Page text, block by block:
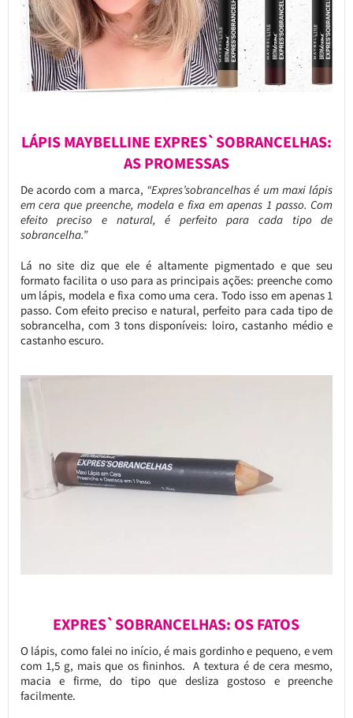
LÁPIS MAYBELLINE EXPRES`SOBRANCELHAS:
AS PROMESSAS
De acordo com a marca, “Expres’sobrancelhas é um maxi lápis
em cera que preenche, modela e fixa em apenas 1 passo. Com
efeito preciso e natural, é perfeito para cada tipo de
sobrancelha.”
Lá no site diz que ele é altamente pigmentado e que seu
formato facilita o uso para as principais ações: preenche como
um lápis, modela e fixa como uma cera. Todo isso em apenas 1
passo. Com efeito preciso e natural, perfeito para cada tipo de
sobrancelha, com 3 tons disponíveis: loiro, castanho médio e
castanho escuro.
EXPRES`SOBRANCELHAS: OS FATOS
O lápis, como falei no início, é mais gordinho e pequeno, e vem
com 1,5 g, mais que os fininhos. A textura é de cera mesmo,
macia e firme, do tipo que desliza gostoso e preenche
facilmente.